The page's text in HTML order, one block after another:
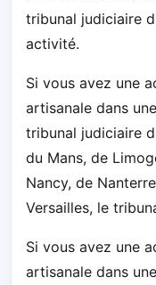
tribunal judiciaire
activité.
Si vous avez une
artisanale dans
tribunal judiciaire
du Mans, de
Nancy, de
Versailles, le
Si vous avez une
artisanale dans